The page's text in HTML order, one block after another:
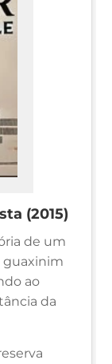
(2015)
de um
guaxinim
ao
da